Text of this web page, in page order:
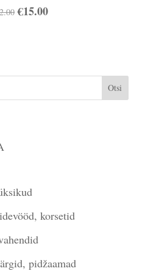
Algne
€15.00Praegune
korsetid
pidžaamad